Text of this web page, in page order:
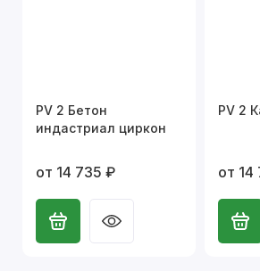
PV 2 Бетон
индастриал циркон
от 14 735 ₽
PV 2
от 14